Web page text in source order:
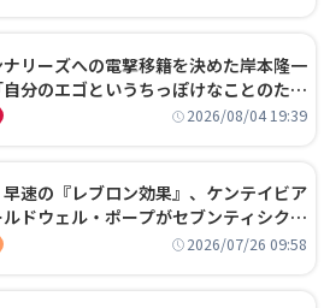
リーズへの電撃移籍を決めた岸本隆一
分のエゴというちっぽけなことのため
来たわけではない」
2026/08/04 19:39
早速の『レブロン効果』、ケンテイビア
ドウェル・ポープがセブンティシクサ
契約で加入
2026/07/26 09:58